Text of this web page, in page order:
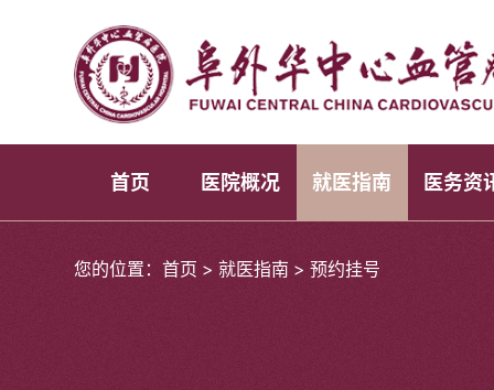
首页 医院概况 就医指南 医务资
您的位置：首页 > 就医指南 > 预约挂号